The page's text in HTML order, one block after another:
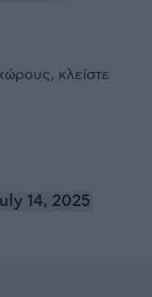
κλείστε
14, 2025